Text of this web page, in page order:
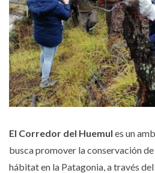
El Corredor del Huemul es un
busca promover la conservación
hábitat en la Patagonia, a través